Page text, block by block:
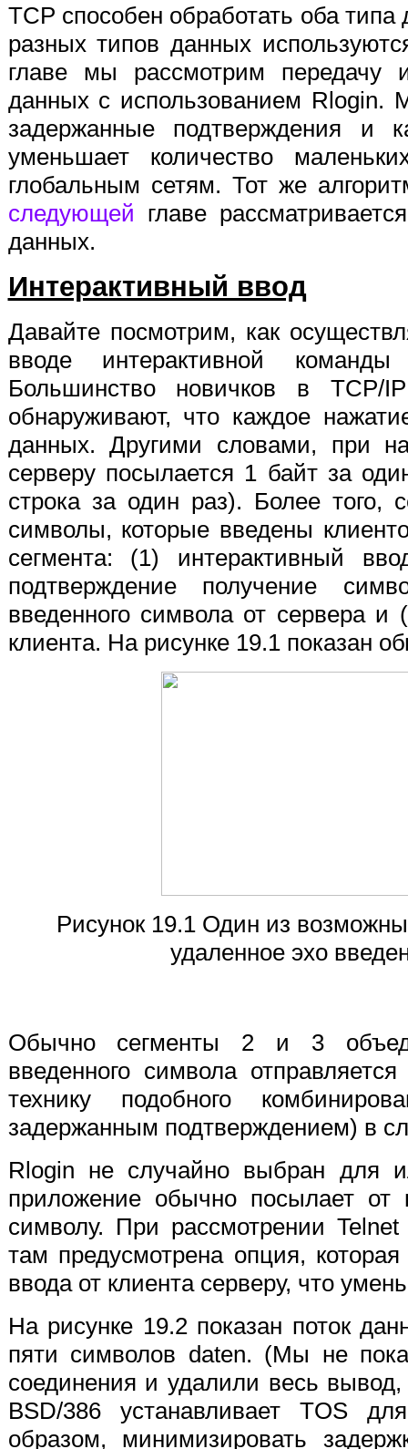
TCP способен обработать оба
разных типов данных
главе мы рассмотрим передачу
данных с использованием Rlogin.
задержанные подтверждения и
уменьшает количество
глобальным сетям. Тот же
следующей главе
данных.
Интерактивный ввод
Давайте посмотрим, как
вводе интерактивной
Большинство новичков в TCP/
обнаруживают, что каждое
данных. Другими словами, при
серверу посылается 1 байт за
строка за один раз). Более того,
символы, которые введены
сегмента: (1) интерактивный
подтверждение получение
введенного символа от сервера и
клиента. На рисунке 19.1 показан
Рисунок 19.1 Один из
удаленное эхо
Обычно сегменты 2 и 3
введенного символа
технику подобного
задержанным подтверждением) в
Rlogin не случайно выбран для
приложение обычно посылает от
символу. При рассмотрении
там предусмотрена опция, которая
ввода от клиента серверу, что
На рисунке 19.2 показан поток
пяти символов daten. (Мы не
соединения и удалили весь
BSD/386 устанавливает TOS
образом, минимизировать